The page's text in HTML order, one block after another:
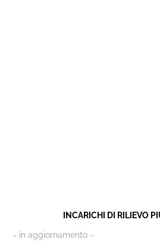
INCARICHI DI RILIEVO
- in aggiornamento -